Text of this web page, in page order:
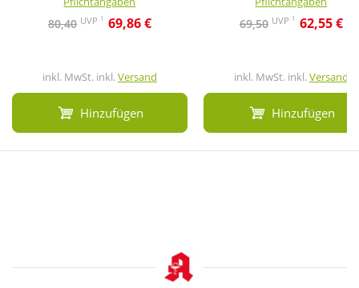
80,40 UVP 1 69,86 €
inkl. MwSt. inkl.Versand
Hinzufügen
69,50 UVP 1 62,55 €
inkl. MwSt. inkl.Versand
Hinzufügen